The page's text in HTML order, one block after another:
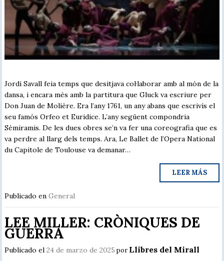
Jordi Savall feia temps que desitjava col·laborar amb al món de la
dansa, i encara més amb la partitura que Gluck va escriure per
Don Juan de Molière. Era l’any 1761, un any abans que escrivís el
seu famós Orfeo et Euridice. L’any següent compondria
Sémiramis. De les dues obres se’n va fer una coreografia que es
va perdre al llarg dels temps. Ara, Le Ballet de l’Opera National
du Capitole de Toulouse va demanar…
LEER MÁS
Publicado enGeneral
LEE MILLER: CRÒNIQUES DE
GUERRA
Publicado el24 de marzo de 2025 porLlibres del Mirall